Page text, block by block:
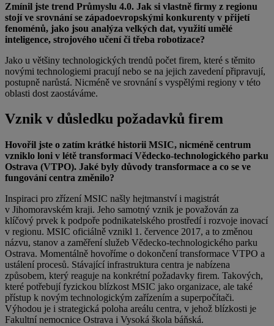
Zmínil jste trend Průmyslu 4.0. Jak si vlastně firmy z regionu
stojí ve srovnání se západoevropskými konkurenty v přijetí
fenoménů, jako jsou analýza velkých dat, využití umělé
inteligence, strojového učení či třeba robotizace?
Jako u většiny technologických trendů počet firem, které s těmito
novými technologiemi pracují nebo se na jejich zavedení připravují,
postupně narůstá. Nicméně ve srovnání s vyspělými regiony v této
oblasti dost zaostáváme.
Vznik v důsledku požadavků firem
Hovořil jste o zatím krátké historii MSIC, nicméně centrum
vzniklo loni v létě transformací Vědecko-technologického parku
Ostrava (VTPO). Jaké byly důvody transformace a co se ve
fungování centra změnilo?
Inspiraci pro zřízení MSIC našly hejtmanství i magistrát
v Jihomoravském kraji. Jeho samotný vznik je považován za
klíčový prvek k podpoře podnikatelského prostředí i rozvoje inovací
v regionu. MSIC oficiálně vznikl 1. července 2017, a to změnou
názvu, stanov a zaměření služeb Vědecko-technologického parku
Ostrava. Momentálně hovoříme o dokončení transformace VTPO a
ustálení procesů. Stávající infrastruktura centra je nabízena
způsobem, který reaguje na konkrétní požadavky firem. Takových,
které potřebují fyzickou blízkost MSIC jako organizace, ale také
přístup k novým technologickým zařízením a superpočítači.
Výhodou je i strategická poloha areálu centra, v jehož blízkosti je
Fakultní nemocnice Ostrava i Vysoká škola báňská.